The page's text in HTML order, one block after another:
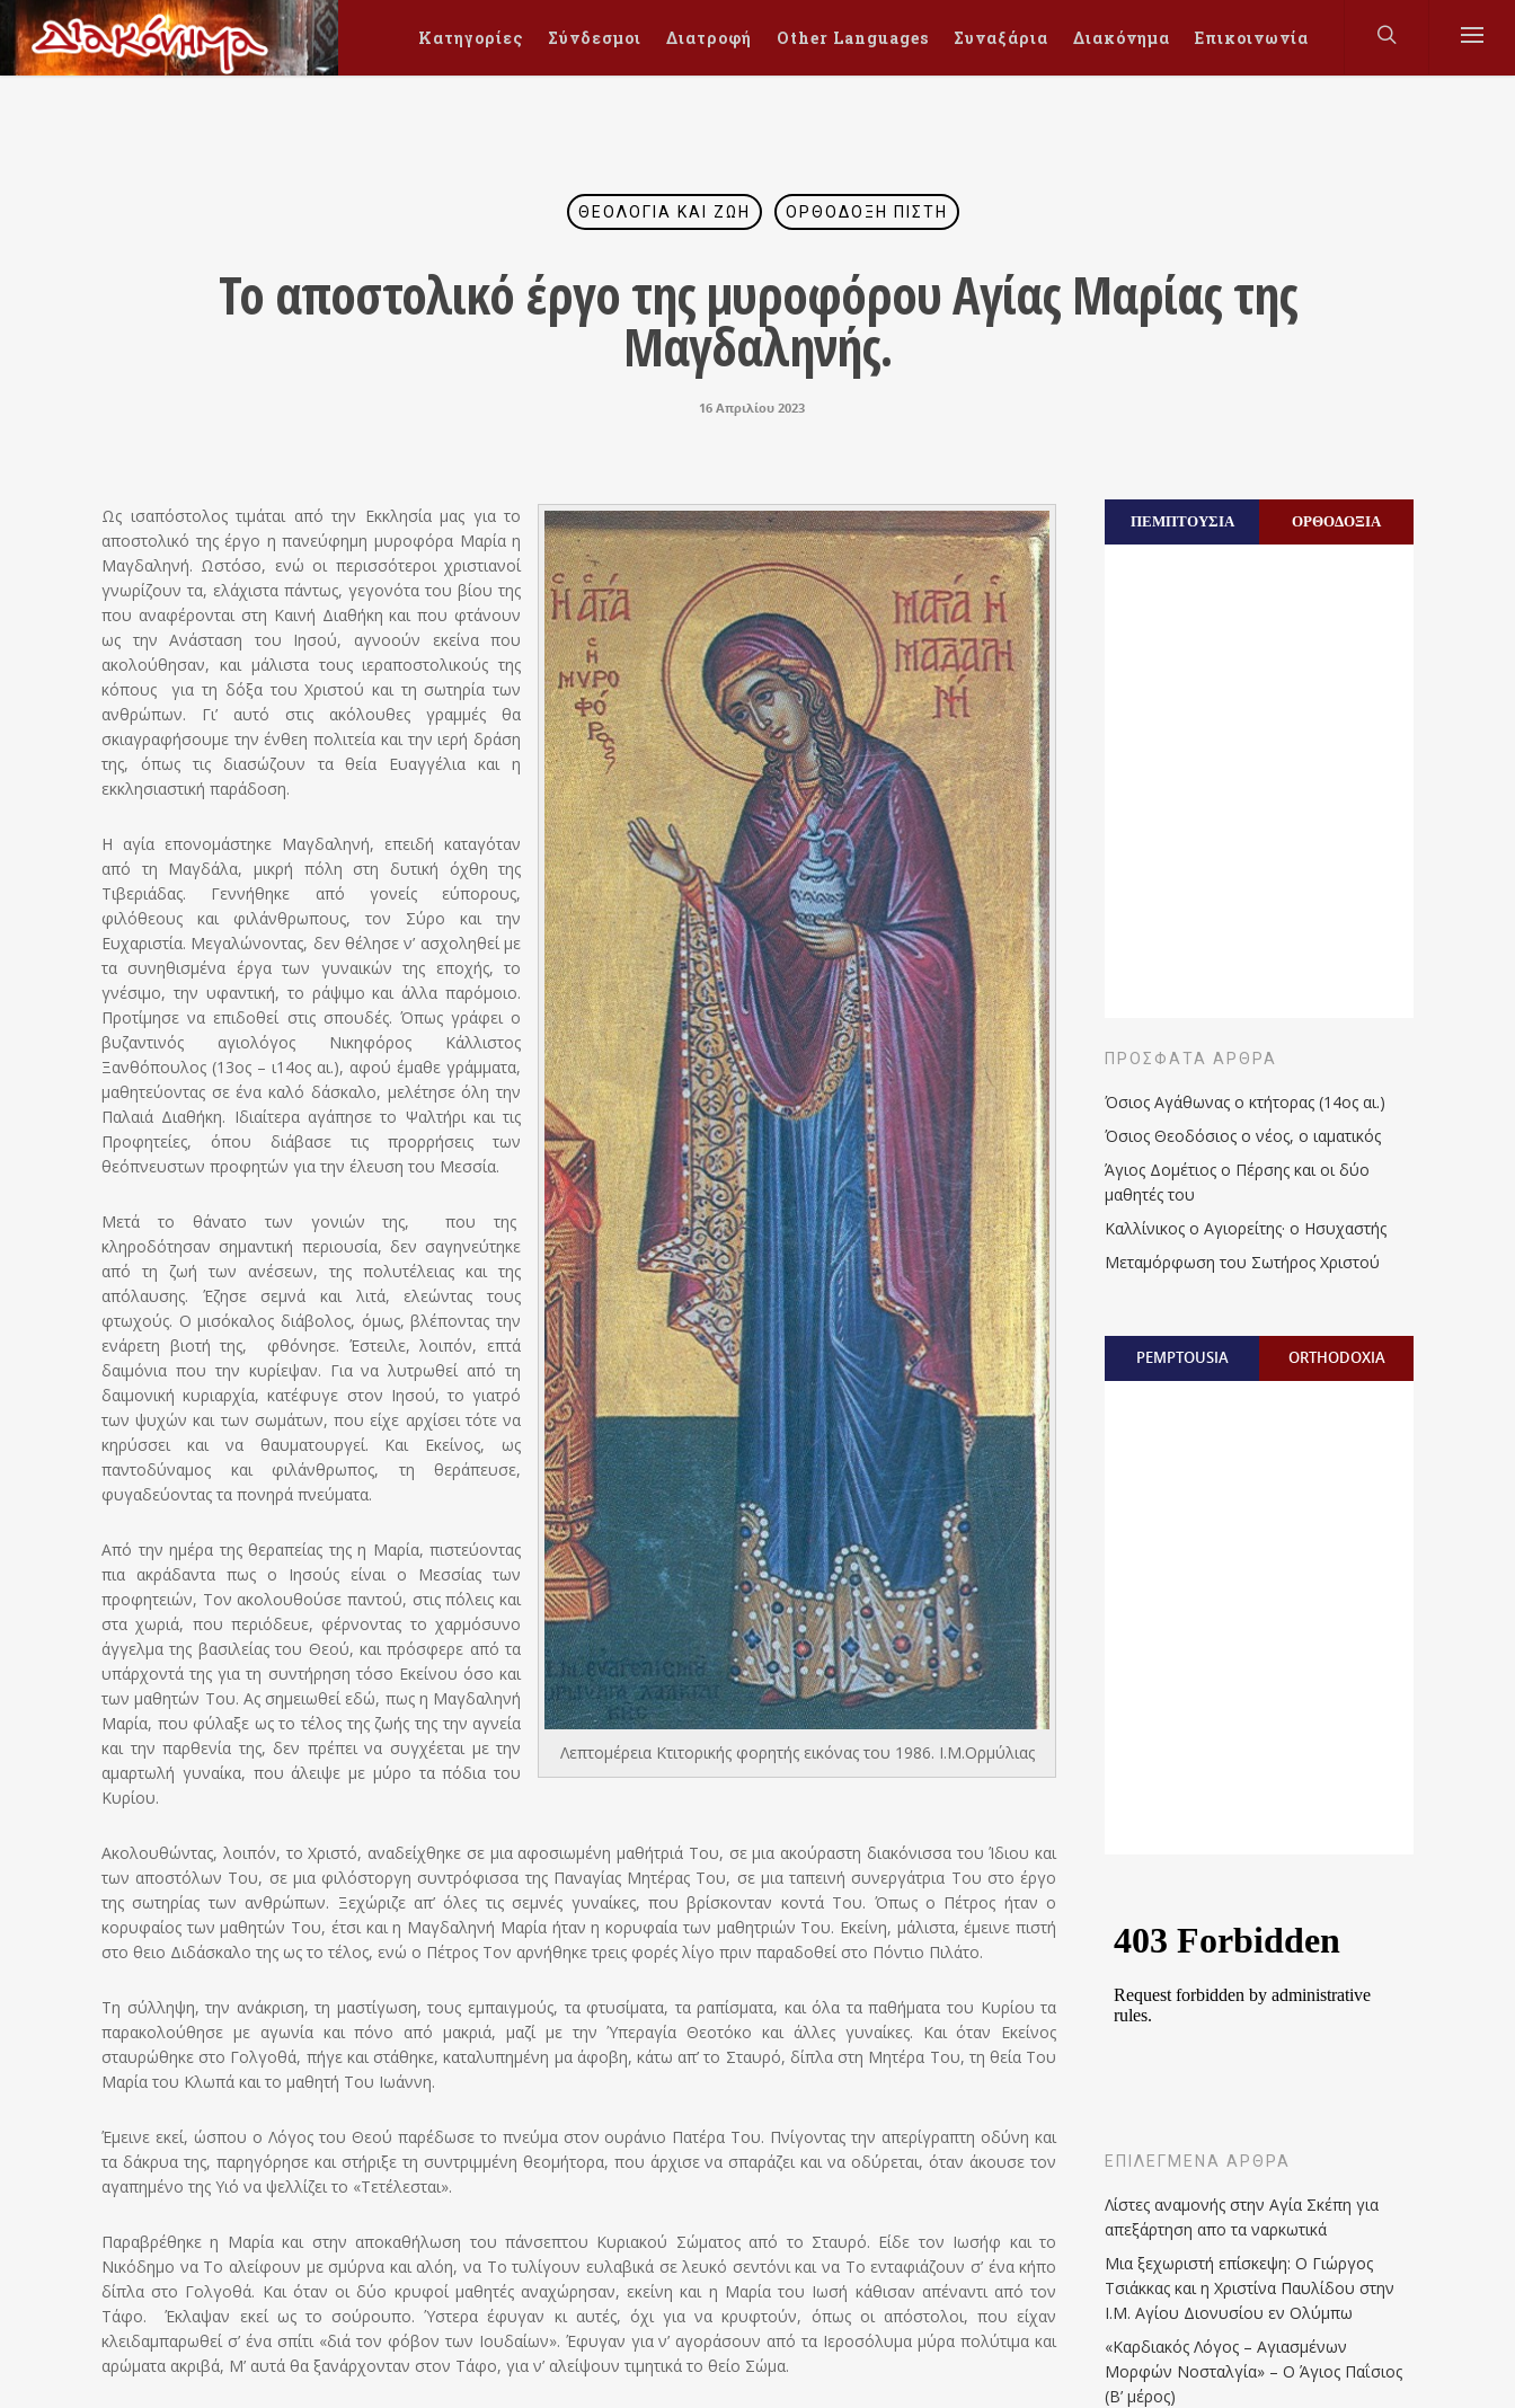
Κατηγορίες Σύνδεσμοι Διατροφή Other Languages Συναξάρια Διακόνημα Επικοινωνία
ΘΕΟΛΟΓΊΑ ΚΑΙ ΖΩΉ ΟΡΘΌΔΟΞΗ ΠΊΣΤΗ
Το αποστολικό έργο της μυροφόρου Αγίας Μαρίας της
Μαγδαληνής.
16 Απριλίου 2023
Λεπτομέρεια Κτιτορικής φορητής εικόνας του 1986. Ι.Μ.Ορμύλιας
Ως ισαπόστολος τιμάται από την Εκκλησία μας για το
αποστολικό της έργο η πανεύφημη μυροφόρα Μαρία η
Μαγδαληνή. Ωστόσο, ενώ οι περισσότεροι χριστιανοί
γνωρίζουν τα, ελάχιστα πάντως, γεγονότα του βίου της
που αναφέρονται στη Καινή Διαθήκη και που φτάνουν
ως την Ανάσταση του Ιησού, αγνοούν εκείνα που
ακολούθησαν, και μάλιστα τους ιεραποστολικούς της
κόπους για τη δόξα του Χριστού και τη σωτηρία των
ανθρώπων. Γι’ αυτό στις ακόλουθες γραμμές θα
σκιαγραφήσουμε την ένθεη πολιτεία και την ιερή δράση
της, όπως τις διασώζουν τα θεία Ευαγγέλια και η
εκκλησιαστική παράδοση.
Η αγία επονομάστηκε Μαγδαληνή, επειδή καταγόταν
από τη Μαγδάλα, μικρή πόλη στη δυτική όχθη της
Τιβεριάδας. Γεννήθηκε από γονείς εύπορους,
φιλόθεους και φιλάνθρωπους, τον Σύρο και την
Ευχαριστία. Μεγαλώνοντας, δεν θέλησε ν’ ασχοληθεί με
τα συνηθισμένα έργα των γυναικών της εποχής, το
γνέσιμο, την υφαντική, το ράψιμο και άλλα παρόμοιο.
Προτίμησε να επιδοθεί στις σπουδές. Όπως γράφει ο
βυζαντινός αγιολόγος Νικηφόρος Κάλλιστος
Ξανθόπουλος (13ος – ι14ος αι.), αφού έμαθε γράμματα,
μαθητεύοντας σε ένα καλό δάσκαλο, μελέτησε όλη την
Παλαιά Διαθήκη. Ιδιαίτερα αγάπησε το Ψαλτήρι και τις
Προφητείες, όπου διάβασε τις προρρήσεις των
θεόπνευστων προφητών για την έλευση του Μεσσία.
Μετά το θάνατο των γονιών της, που της
κληροδότησαν σημαντική περιουσία, δεν σαγηνεύτηκε
από τη ζωή των ανέσεων, της πολυτέλειας και της
απόλαυσης. Έζησε σεμνά και λιτά, ελεώντας τους
φτωχούς. Ο μισόκαλος διάβολος, όμως, βλέποντας την
ενάρετη βιοτή της, φθόνησε. Έστειλε, λοιπόν, επτά
δαιμόνια που την κυρίεψαν. Για να λυτρωθεί από τη
δαιμονική κυριαρχία, κατέφυγε στον Ιησού, το γιατρό
των ψυχών και των σωμάτων, που είχε αρχίσει τότε να
κηρύσσει και να θαυματουργεί. Και Εκείνος, ως
παντοδύναμος και φιλάνθρωπος, τη θεράπευ­σε,
φυγαδεύοντας τα πονηρά πνεύματα.
Από την ημέρα της θεραπείας της η Μαρία, πιστεύοντας
πια ακράδαντα πως ο Ιησούς είναι ο Μεσσίας των
προφητειών, Τον ακολουθούσε παντού, στις πόλεις και
στα χωριά, που περιόδευε, φέρνοντας το χαρμόσυνο
άγγελμα της βασιλείας του Θεού, και πρόσφερε από τα
υπάρχοντά της για τη συντήρηση τόσο Εκείνου όσο και
των μαθητών Του. Ας σημειωθεί εδώ, πως η Μαγδαληνή
Μαρία, που φύλαξε ως το τέλος της ζωής της την αγνεία
και την παρθενία της, δεν πρέπει να συγχέεται με την
αμαρτωλή γυναίκα, που άλειψε με μύρο τα πόδια του
Κυρίου.
Ακολουθώντας, λοιπόν, τo Χριστό, αναδείχθηκε σε μια αφοσιωμένη μαθήτριά Του, σε μια ακούραστη διακόνισσα του Ίδιου και
των αποστόλων Του, σε μια φιλόστοργη συντρόφισσα της Παναγίας Μητέρας Του, σε μια ταπεινή συνεργάτρια Του στο έργο
της σωτηρίας των ανθρώπων. Ξεχώριζε απ’ όλες τις σεμνές γυναίκες, που βρίσκονταν κοντά Του. Όπως ο Πέτρος ήταν ο
κορυφαίος των μαθητών Του, έτσι και η Μαγδαληνή Μαρία ήταν η κορυφαία των μαθητριών Του. Εκείνη, μάλιστα, έμεινε πιστή
στο θειο Διδάσκαλο της ως το τέλος, ενώ ο Πέτρος Τον αρνήθηκε τρεις φορές λίγο πριν παραδοθεί στο Πόντιο Πιλάτο.
Τη σύλληψη, την ανάκριση, τη μαστίγωση, τους εμπαιγμούς, τα φτυσίματα, τα ραπίσματα, και όλα τα παθήματα του Κυρίου τα
παρακολούθησε με αγωνία και πόνο από μακριά, μαζί με την Ύπεραγία Θεοτόκο και άλλες γυναίκες. Και όταν Εκείνος
σταυρώθηκε στο Γολγοθά, πήγε και στάθηκε, καταλυπημένη μα άφοβη, κάτω απ’ το Σταυρό, δίπλα στη Μητέρα Του, τη θεία Του
Μαρία του Κλωπά και το μαθητή Του Ιωάννη.
Έμεινε εκεί, ώσπου ο Λόγος του Θεού παρέδωσε το πνεύμα στον ουράνιο Πατέρα Του. Πνίγοντας την απερίγραπτη οδύνη και
τα δάκρυα της, παρηγόρησε και στήριξε τη συντριμμένη θεομήτορα, που άρχισε να σπαράζει και να οδύρεται, όταν άκουσε τον
αγαπημένο της Υιό να ψελλίζει το «Τετέλεσται».
Παραβρέθηκε η Μαρία και στην αποκαθήλωση του πάνσεπτου Κυριακού Σώματος από το Σταυρό. Είδε τον Ιωσήφ και το
Νικόδημο να Το αλείφουν με σμύρνα και αλόη, να Το τυλίγουν ευλαβικά σε λευκό σεντόνι και να Το ενταφιάζουν σ’ ένα κήπο
δίπλα στο Γολγοθά. Και όταν οι δύο κρυφοί μαθητές αναχώρησαν, εκείνη και η Μαρία του Ιωσή κάθισαν απέναντι από τον
Τάφο. Έκλαψαν εκεί ως το σούρουπο. Ύστερα έφυγαν κι αυτές, όχι για να κρυφτούν, όπως oι απόστολοι, που είχαν
κλειδαμπαρωθεί σ’ ένα σπίτι «διά τον φόβον των Ιουδαίων». Έφυγαν για ν’ αγοράσουν από τα Ιεροσόλυμα μύρα πολύτιμα και
αρώματα ακριβά, Μ’ αυτά θα ξανάρχονταν στον Τάφο, για ν’ αλείψουν τιμητικά το θείο Σώμα.
ΠΕΜΠΤΟΥΣΙΑ ΟΡΘΟΔΟΞΙΑ
ΠΡΌΣΦΑΤΑ ΆΡΘΡΑ
Όσιος Αγάθωνας ο κτήτορας (14ος αι.)
Όσιος Θεοδόσιος ο νέος, ο ιαματικός
Άγιος Δομέτιος ο Πέρσης και οι δύο
μαθητές του
Καλλίνικος ο Αγιορείτης · ο Ησυχαστής
Μεταμόρφωση του Σωτήρος Χριστού
PEMPTOUSIA ORTHODOXIA
ΕΠΙΛΕΓΜΈΝΑ ΆΡΘΡΑ
Λίστες αναμονής στην Αγία Σκέπη για
απεξάρτηση απο τα ναρκωτικά
Μια ξεχωριστή επίσκεψη: Ο Γιώργος
Τσιάκκας και η Χριστίνα Παυλίδου στην
Ι.Μ. Αγίου Διονυσίου εν Ολύμπω
«Καρδιακός Λόγος – Αγιασμένων
Μορφών Νοσταλγία» – Ο Άγιος Παΐσιος
(Β’ μέρος)